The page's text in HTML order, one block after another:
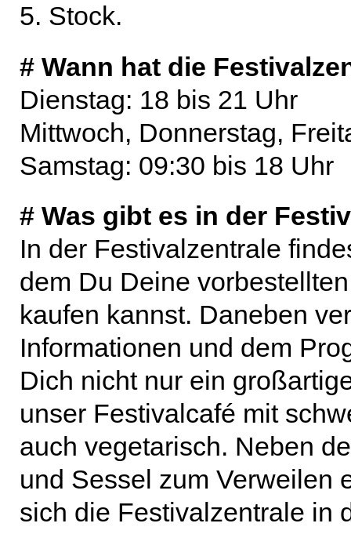
5. Stock.
# Wann hat die
Dienstag: 18 bis 21 Uhr
Mittwoch, Donnerstag,
Samstag: 09:30 bis 18 Uhr
# Was gibt es in der
In der Festivalzentrale
dem Du Deine
kaufen kannst. Daneben
Informationen und dem
Dich nicht nur ein
unser Festivalcafé mit
auch vegetarisch. Neben
und Sessel zum Verweilen
sich die Festivalzentrale in